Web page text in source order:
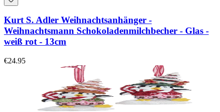
Kurt S. Adler Weihnachtsanhänger -
Weihnachtsmann Schokoladenmilchbecher - Glas -
weiß rot - 13cm
€24.95